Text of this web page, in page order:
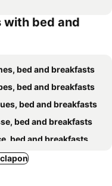
with bed and
bed and breakfasts
bed and breakfasts
bed and breakfasts
bed and breakfasts
bed and breakfasts
sur-Verdon, bed and breakfasts